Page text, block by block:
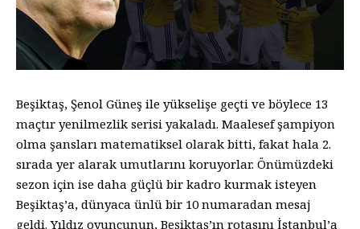
Beşiktaş, Şenol Güneş ile yükselişe geçti ve böylece 13
maçtır yenilmezlik serisi yakaladı. Maalesef şampiyon
olma şansları matematiksel olarak bitti, fakat hala 2.
sırada yer alarak umutlarını koruyorlar. Önümüzdeki
sezon için ise daha güçlü bir kadro kurmak isteyen
Beşiktaş’a, dünyaca ünlü bir 10 numaradan mesaj
geldi. Yıldız oyuncunun, Beşiktaş’ın rotasını İstanbul’a